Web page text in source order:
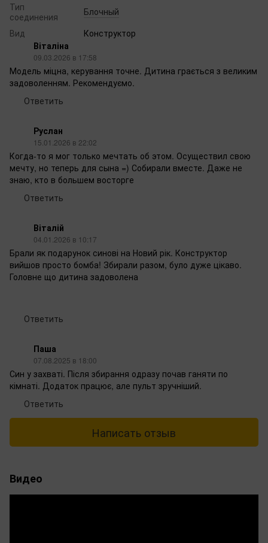
Тип
соединения
Блочный
Вид
Конструктор
Віталіна
09.03.2026 в 17:58
Модель міцна, керування точне. Дитина грається з великим
задоволенням. Рекомендуємо.
Ответить
Руслан
15.01.2026 в 22:02
Когда-то я мог только мечтать об этом. Осуществил свою
мечту, но теперь для сына =) Собирали вместе. Даже не
знаю, кто в большем восторге
Ответить
Віталій
04.01.2026 в 10:17
Брали як подарунок синові на Новий рік. Конструктор
вийшов просто бомба! Збирали разом, було дуже цікаво.
Головне що дитина задоволена
Ответить
Паша
07.08.2025 в 18:00
Син у захваті. Після збирання одразу почав ганяти по
кімнаті. Додаток працює, але пульт зручніший.
Ответить
Написать отзыв
Видео